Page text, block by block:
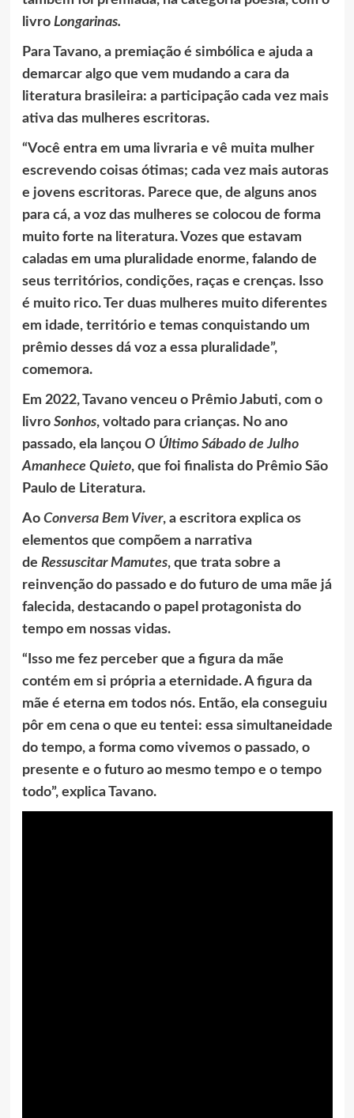
livro Longarinas.
Para Tavano, a premiação é simbólica e ajuda a
demarcar algo que vem mudando a cara da
literatura brasileira: a participação cada vez mais
ativa das mulheres escritoras.
“Você entra em uma livraria e vê muita mulher
escrevendo coisas ótimas; cada vez mais autoras
e jovens escritoras. Parece que, de alguns anos
para cá, a voz das mulheres se colocou de forma
muito forte na literatura. Vozes que estavam
caladas em uma pluralidade enorme, falando de
seus territórios, condições, raças e crenças. Isso
é muito rico. Ter duas mulheres muito diferentes
em idade, território e temas conquistando um
prêmio desses dá voz a essa pluralidade”,
comemora.
Em 2022, Tavano venceu o Prêmio Jabuti, com o
livro Sonhos, voltado para crianças. No ano
passado, ela lançou O Último Sábado de Julho
Amanhece Quieto, que foi finalista do Prêmio São
Paulo de Literatura.
Ao Conversa Bem Viver, a escritora explica os
elementos que compõem a narrativa
de Ressuscitar Mamutes, que trata sobre a
reinvenção do passado e do futuro de uma mãe já
falecida, destacando o papel protagonista do
tempo em nossas vidas.
“Isso me fez perceber que a figura da mãe
contém em si própria a eternidade. A figura da
mãe é eterna em todos nós. Então, ela conseguiu
pôr em cena o que eu tentei: essa simultaneidade
do tempo, a forma como vivemos o passado, o
presente e o futuro ao mesmo tempo e o tempo
todo”, explica Tavano.